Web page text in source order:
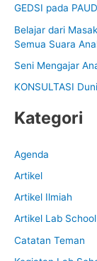
h
f
o
r
:
GEDSI pada PAUD
Belajar dari
Semua Suara
Seni Mengajar
KONSULTASI
Kategori
Agenda
Artikel
Artikel Ilmiah
Artikel Lab School
Catatan Teman